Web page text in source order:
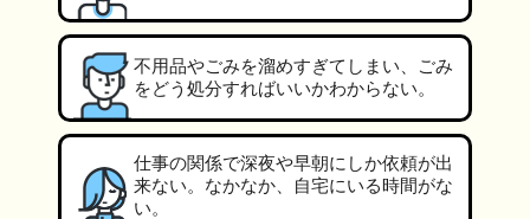
不用品やごみを溜めすぎてしまい、ごみ
をどう処分すればいいかわからない。
仕事の関係で深夜や早朝にしか依頼が出
来ない。なかなか、自宅にいる時間がな
い。